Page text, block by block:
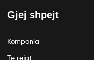
Gjej shpejt
Kompania
Të rejat